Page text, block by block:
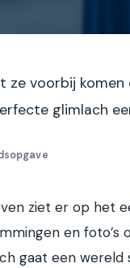
ze voorbij
glimlach
ziet er op het
en foto’s
gaat een wereld